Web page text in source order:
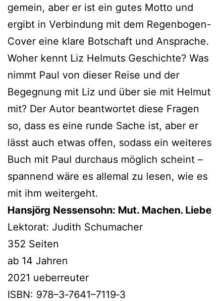
ge­mein, aber er ist ein gutes Motto und
ergibt in Verbindung mit dem Regenbogen-
Cover eine kla­re Botschaft und Ansprache.
Woher kennt Liz Helmuts Geschichte? Was
nimmt Paul von die­ser Reise und der
Begegnung mit Liz und über sie mit Helmut
mit? Der Autor beant­wor­tet die­se Fragen
so, dass es eine run­de Sache ist, aber er
lässt auch etwas offen, sodass ein wei­te­res
Buch mit Paul durch­aus mög­lich scheint –
span­nend wäre es alle­mal zu lesen, wie es
mit ihm weitergeht.
Hansjörg Nessensohn: Mut. Machen. Liebe
Lektorat: Judith Schumacher
352 Seiten
ab 14 Jahren
2021 ueberreuter
ISBN: 978–3‑7641–7119‑3